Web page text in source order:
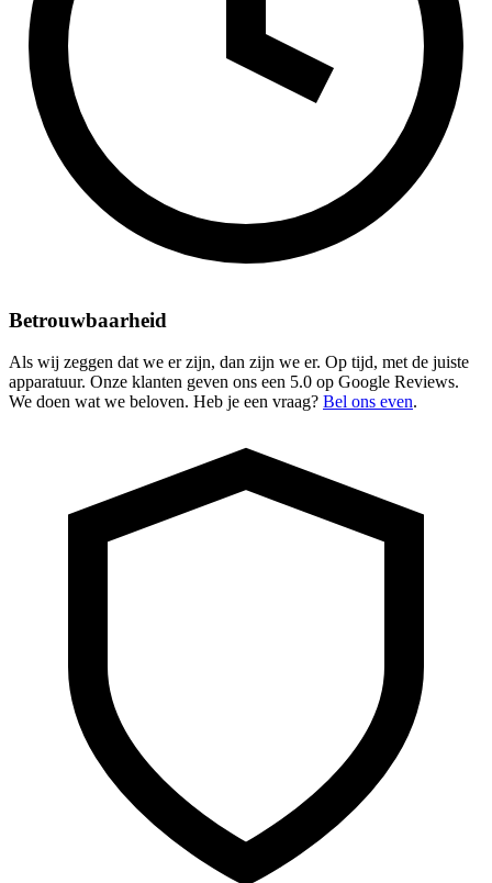
Betrouwbaarheid
Als wij zeggen dat we er zijn, dan zijn we er. Op tijd, met de juiste
apparatuur. Onze klanten geven ons een 5.0 op Google Reviews.
We doen wat we beloven. Heb je een vraag? Bel ons even.